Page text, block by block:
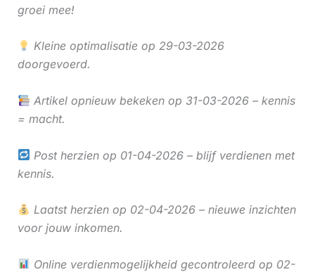
groei mee!
Kleine optimalisatie op 29-03-2026
doorgevoerd.
Artikel opnieuw bekeken op 31-03-2026 – kennis
= macht.
Post herzien op 01-04-2026 – blijf verdienen met
kennis.
Laatst herzien op 02-04-2026 – nieuwe inzichten
voor jouw inkomen.
Online verdienmogelijkheid gecontroleerd op 02-